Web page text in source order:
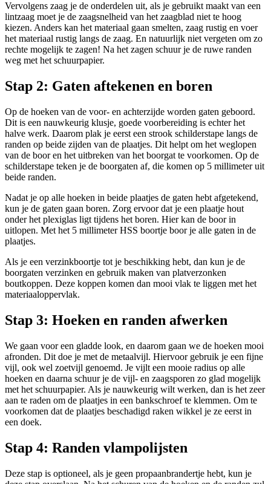
Vervolgens zaag je de onderdelen uit, als je gebruikt maakt van een
lintzaag moet je de zaagsnelheid van het zaagblad niet te hoog
kiezen. Anders kan het materiaal gaan smelten, zaag rustig en voer
het materiaal rustig langs de zaag. En natuurlijk niet vergeten om zo
rechte mogelijk te zagen! Na het zagen schuur je de ruwe randen
weg met het schuurpapier.
Stap 2: Gaten aftekenen en boren
Op de hoeken van de voor- en achterzijde worden gaten geboord.
Dit is een nauwkeurig klusje, goede voorbereiding is echter het
halve werk. Daarom plak je eerst een strook schilderstape langs de
randen op beide zijden van de plaatjes. Dit helpt om het weglopen
van de boor en het uitbreken van het boorgat te voorkomen. Op de
schilderstape teken je de boorgaten af, die komen op 5 millimeter uit
beide randen.
Nadat je op alle hoeken in beide plaatjes de gaten hebt afgetekend,
kun je de gaten gaan boren. Zorg ervoor dat je een plaatje hout
onder het plexiglas ligt tijdens het boren. Hier kan de boor in
uitlopen. Met het 5 millimeter HSS boortje boor je alle gaten in de
plaatjes.
Als je een verzinkboortje tot je beschikking hebt, dan kun je de
boorgaten verzinken en gebruik maken van platverzonken
boutkoppen. Deze koppen komen dan mooi vlak te liggen met het
materiaaloppervlak.
Stap 3: Hoeken en randen afwerken
We gaan voor een gladde look, en daarom gaan we de hoeken mooi
afronden. Dit doe je met de metaalvijl. Hiervoor gebruik je een fijne
vijl, ook wel zoetvijl genoemd. Je vijlt een mooie radius op alle
hoeken en daarna schuur je de vijl- en zaagsporen zo glad mogelijk
met het schuurpapier. Als je nauwkeurig wilt werken, dan is het zeer
aan te raden om de plaatjes in een bankschroef te klemmen. Om te
voorkomen dat de plaatjes beschadigd raken wikkel je ze eerst in
een doek.
Stap 4: Randen vlampolijsten
Deze stap is optioneel, als je geen propaanbrandertje hebt, kun je